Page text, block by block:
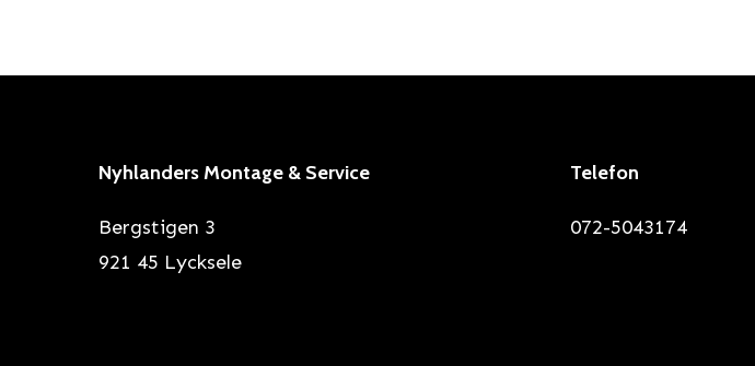
Nyhlanders Montage & Service
Bergstigen 3
921 45 Lycksele
Telefon
072-5043174